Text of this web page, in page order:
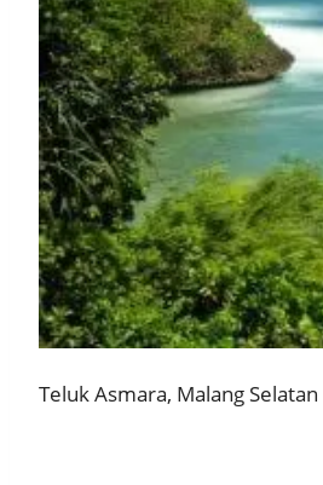
Teluk Asmara, Malang